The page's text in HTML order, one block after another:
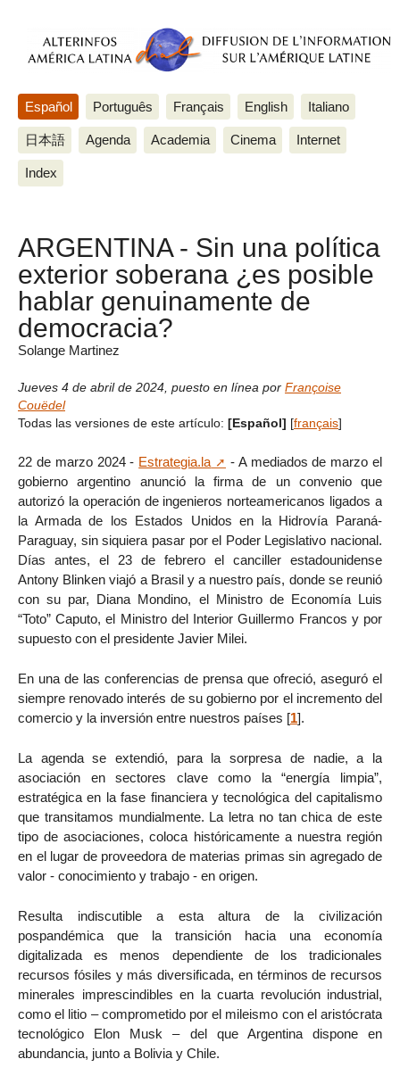
Español Português Français English Italiano
日本語 Agenda Academia Cinema Internet
Index
ARGENTINA - Sin una política
exterior soberana ¿es posible
hablar genuinamente de
democracia?
Solange Martinez
Jueves 4 de abril de 2024 puesto en línea por Françoise
Couëdel
Todas las versiones de este artículo: [Español] [français]
22 de marzo 2024 - Estrategia.la
- A mediados de marzo el
gobierno argentino anunció la firma de un convenio que
autorizó la operación de ingenieros norteamericanos ligados a
la Armada de los Estados Unidos en la Hidrovía Paraná-
Paraguay, sin siquiera pasar por el Poder Legislativo nacional.
Días antes, el 23 de febrero el canciller estadounidense
Antony Blinken viajó a Brasil y a nuestro país, donde se reunió
con su par, Diana Mondino, el Ministro de Economía Luis
“Toto” Caputo, el Ministro del Interior Guillermo Francos y por
supuesto con el presidente Javier Milei.
En una de las conferencias de prensa que ofreció, aseguró el
siempre renovado interés de su gobierno por el incremento del
comercio y la inversión entre nuestros países [1].
La agenda se extendió, para la sorpresa de nadie, a la
asociación en sectores clave como la “energía limpia”,
estratégica en la fase financiera y tecnológica del capitalismo
que transitamos mundialmente. La letra no tan chica de este
tipo de asociaciones, coloca históricamente a nuestra región
en el lugar de proveedora de materias primas sin agregado de
valor - conocimiento y trabajo - en origen.
Resulta indiscutible a esta altura de la civilización
pospandémica que la transición hacia una economía
digitalizada es menos dependiente de los tradicionales
recursos fósiles y más diversificada, en términos de recursos
minerales imprescindibles en la cuarta revolución industrial,
como el litio – comprometido por el mileismo con el aristócrata
tecnológico Elon Musk – del que Argentina dispone en
abundancia, junto a Bolivia y Chile.